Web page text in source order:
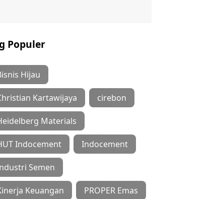
Populer
Hijau
Kartawijaya cirebon
Materials
Indocement Indocement
Semen
Keuangan PROPER Emas